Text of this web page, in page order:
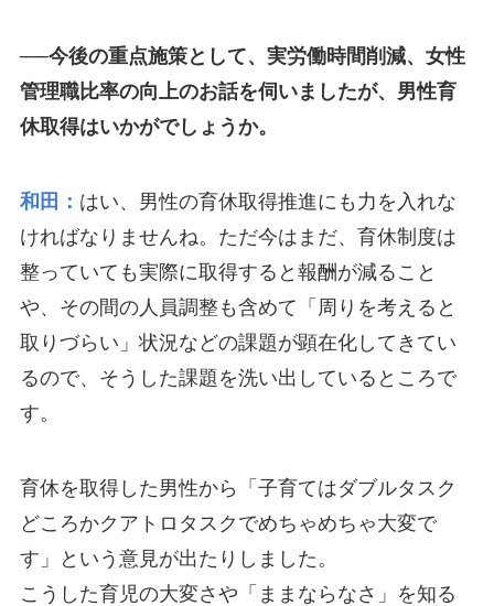
──今後の重点施策として、実労働時間削減、女性
管理職比率の向上のお話を伺いましたが、男性育
休取得はいかがでしょうか。
和田： はい、男性の育休取得推進にも力を入れな
ければなりませんね。ただ今はまだ、育休制度は
整っていても実際に取得すると報酬が減ること
や、その間の人員調整も含めて「周りを考えると
取りづらい」状況などの課題が顕在化してきてい
るので、そうした課題を洗い出しているところで
す。
育休を取得した男性から「子育てはダブルタスク
どころかクアトロタスクでめちゃめちゃ大変で
す」という意見が出たりしました。
こうした育児の大変さや「ままならなさ」を知る